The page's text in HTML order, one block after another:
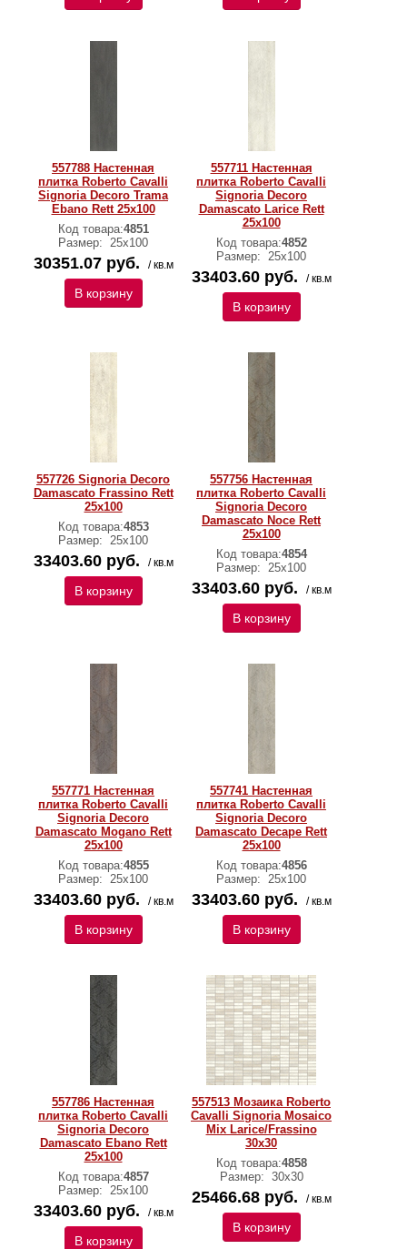
557788 Настенная
плитка Roberto Cavalli
Signoria Decoro Trama
Ebano Rett 25x100
Код товара:4851
Размер: 25x100
30351.07 руб. / кв.м
В корзину
557711 Настенная
плитка Roberto Cavalli
Signoria Decoro
Damascato Larice Rett
25x100
Код товара:4852
Размер: 25x100
33403.60 руб. / кв.м
В корзину
557726 Signoria Decoro
Damascato Frassino Rett
25x100
Код товара:4853
Размер: 25x100
33403.60 руб. / кв.м
В корзину
557756 Настенная
плитка Roberto Cavalli
Signoria Decoro
Damascato Noce Rett
25x100
Код товара:4854
Размер: 25x100
33403.60 руб. / кв.м
В корзину
557771 Настенная
плитка Roberto Cavalli
Signoria Decoro
Damascato Mogano Rett
25x100
Код товара:4855
Размер: 25x100
33403.60 руб. / кв.м
В корзину
557741 Настенная
плитка Roberto Cavalli
Signoria Decoro
Damascato Decape Rett
25x100
Код товара:4856
Размер: 25x100
33403.60 руб. / кв.м
В корзину
557786 Настенная
плитка Roberto Cavalli
Signoria Decoro
Damascato Ebano Rett
25x100
Код товара:4857
Размер: 25x100
33403.60 руб. / кв.м
В корзину
557513 Мозаика Roberto
Cavalli Signoria Mosaico
Mix Larice/Frassino
30x30
Код товара:4858
Размер: 30x30
25466.68 руб. / кв.м
В корзину